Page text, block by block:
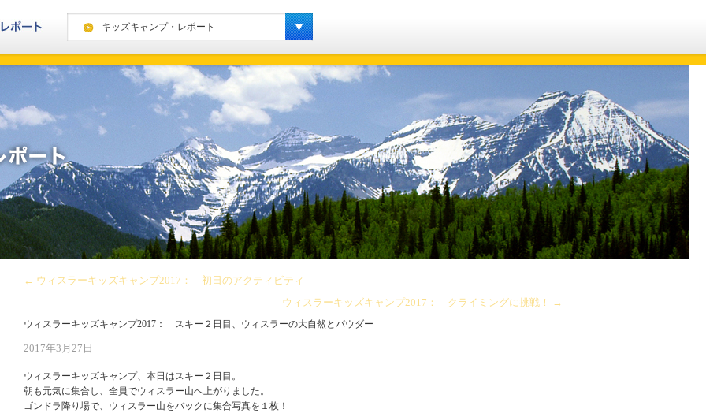
キッズキャンプ・レポート
ヨーロッパ・ハイキングレポート
カナダ・ハイキングレポート
ヨーロッパ・スノーレポート
カナダ・スノーレポート
アメリカ・スノーレポート
スペシャルキャンプ・スノーレポート
ニュージーランド・スノーレポート
南米・スノーレポート
キッズキャンプ・レポート
← ウィスラーキッズキャンプ2017： 初日のアクティビティ
ウィスラーキッズキャンプ2017： クライミングに挑戦！
→
ウィスラーキッズキャンプ2017： スキー２日目、ウィスラーの大自然とパウダー
2017年3月27日
ウィスラーキッズキャンプ、本日はスキー２日目。
朝も元気に集合し、全員でウィスラー山へ上がりました。
ゴンドラ降り場で、ウィスラー山をバックに集合写真を１枚！